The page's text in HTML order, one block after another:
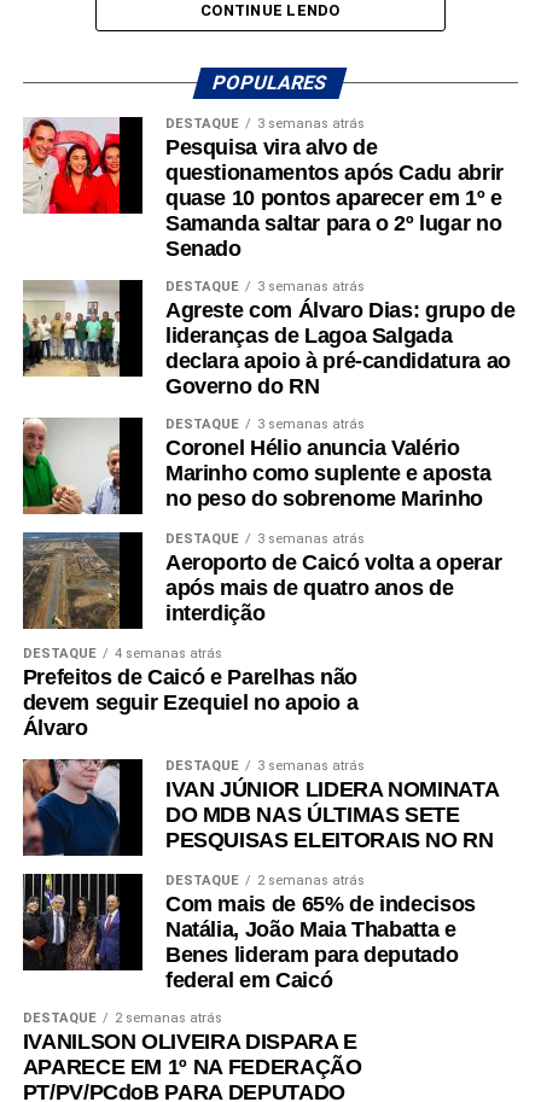
a Assembleia Legislativa. Para o parlamentar, os
política construída ao longo de décadas e servem como
estímulo para intensificar o diálogo com a população
durante a caminhada rumo ao 10º mandato.
“Recebo esse resultado com muita humildade e,
principalmente, como combustível para continuar
trabalhando. Pesquisa é um retrato de um
momento, mas o que realmente importa é
continuar presente nos municípios, ouvindo as
pessoas e buscando soluções para as demandas
do nosso Estado. Vamos seguir trabalhando e
conversando com o povo para construir essa
caminhada rumo ao nosso 10º mandato”, afirmou
Nelter.
CONTINUE LENDO
POPULARES
DESTAQUE 3 semanas atrás
Pesquisa vira alvo de
questionamentos após Cadu abrir
quase 10 pontos aparecer em 1º e
Samanda saltar para o 2º lugar no
Senado
DESTAQUE 3 semanas atrás
Agreste com Álvaro Dias: grupo de
lideranças de Lagoa Salgada
declara apoio à pré-candidatura ao
Governo do RN
DESTAQUE 3 semanas atrás
Coronel Hélio anuncia Valério
Marinho como suplente e aposta
no peso do sobrenome Marinho
DESTAQUE 3 semanas atrás
Aeroporto de Caicó volta a operar
após mais de quatro anos de
interdição
DESTAQUE 4 semanas atrás
Prefeitos de Caicó e Parelhas não
devem seguir Ezequiel no apoio a
Álvaro
DESTAQUE 3 semanas atrás
IVAN JÚNIOR LIDERA NOMINATA
DO MDB NAS ÚLTIMAS SETE
PESQUISAS ELEITORAIS NO RN
DESTAQUE 2 semanas atrás
Com mais de 65% de indecisos
Natália, João Maia Thabatta e
Benes lideram para deputado
federal em Caicó
DESTAQUE 2 semanas atrás
IVANILSON OLIVEIRA DISPARA E
APARECE EM 1º NA FEDERAÇÃO
PT/PV/PCdoB PARA DEPUTADO